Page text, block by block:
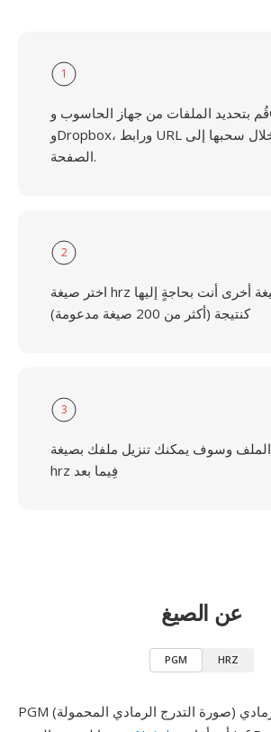
1
قُم بتحديد الملفات من جهاز الحاسوب وGoogle Drive
وDropbox، ورابط URL أو من خلال سحبها إلى
الصفحة.
2
اختر صيغة hrz أو أية صيغة أخرى أنت بحاجةٍ إليها
كنتيجة (أكثر من 200 صيغة مدعومة)
3
الملف وسوف يمكنك تنزيل ملفك بصيغة
hrz فِيما بعد
عن الصيغ
PGM HRZ
PGM (صورة التدرج الرمادي المحمولة) هي عضو التدرج الرمادي